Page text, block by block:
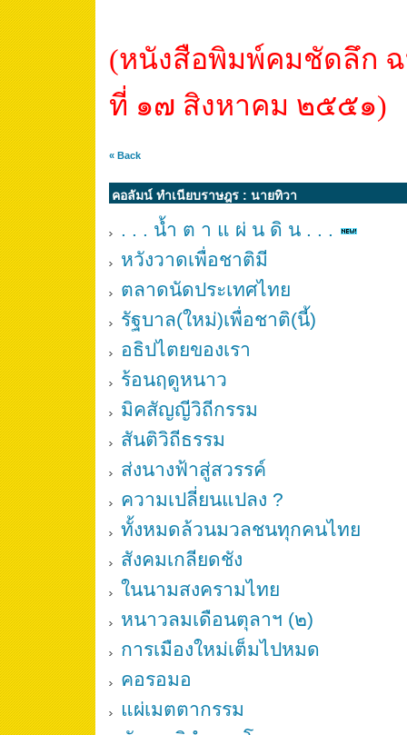
(หนังสือพิมพ์คมชัดลึก
ที่ ๑๗ สิงหาคม ๒๕๕๑)
« Back
คอลัมน์ ทำเนียบราษฎร : นายทิวา
. . . น้ำ ต า แ ผ่ น ดิ น . . .
หวังวาดเพื่อชาติมี
ตลาดนัดประเทศไทย
รัฐบาล(ใหม่)เพื่อชาติ(นี้)
อธิปไตยของเรา
ร้อนฤดูหนาว
มิคสัญญีวิถีกรรม
สันติวิถีธรรม
ส่งนางฟ้าสู่สวรรค์
ความเปลี่ยนแปลง ?
ทั้งหมดล้วนมวลชนทุกคนไทย
สังคมเกลียดชัง
ในนามสงครามไทย
หนาวลมเดือนตุลาฯ (๒)
การเมืองใหม่เต็มไปหมด
คอรอมอ
แผ่เมตตากรรม